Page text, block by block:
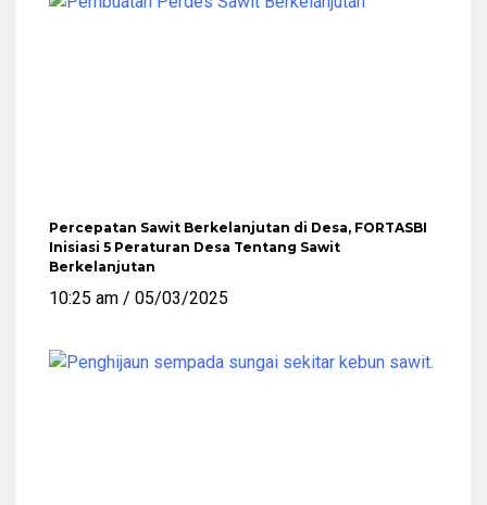
Percepatan Sawit Berkelanjutan di Desa, FORTASBI
Inisiasi 5 Peraturan Desa Tentang Sawit
Berkelanjutan
10:25 am 05/03/2025